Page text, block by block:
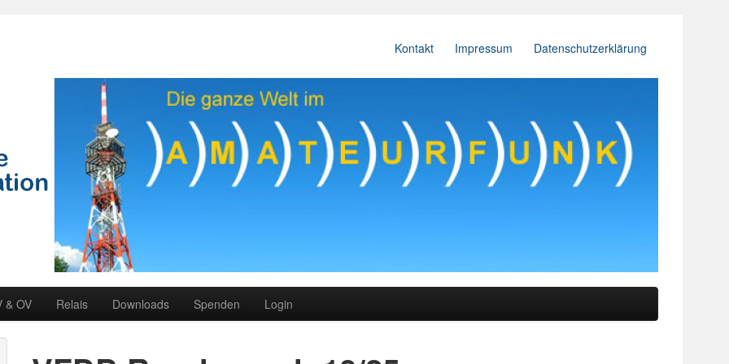
Kontakt Impressum Datenschutzerklärung
& OV Relais Downloads Spenden Login